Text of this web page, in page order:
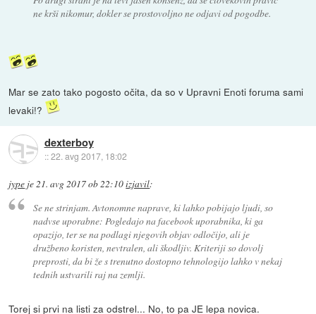
ne krši nikomur, dokler se prostovoljno ne odjavi od pogodbe.
Mar se zato tako pogosto očita, da so v Upravni Enoti foruma sami
levaki!?
dexterboy
::22. avg 2017, 18:02
jype je21. avg 2017 ob 22:10izjavil:
Se ne strinjam. Avtonomne naprave, ki lahko pobijajo ljudi, so
nadvse uporabne: Pogledajo na facebook uporabnika, ki ga
opazijo, ter se na podlagi njegovih objav odločijo, ali je
družbeno koristen, nevtralen, ali škodljiv. Kriteriji so dovolj
preprosti, da bi že s trenutno dostopno tehnologijo lahko v nekaj
tednih ustvarili raj na zemlji.
Torej si prvi na listi za odstrel... No, to pa JE lepa novica.